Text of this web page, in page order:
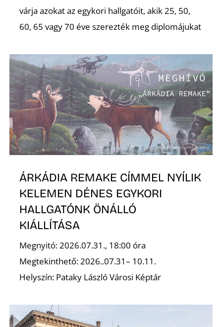
várja azokat az egykori hallgatóit, akik 25, 50,
60, 65 vagy 70 éve szerezték meg diplomájukat
ÁRKÁDIA REMAKE CÍMMEL NYÍLIK
KELEMEN DÉNES EGYKORI
HALLGATÓNK ÖNÁLLÓ
KIÁLLÍTÁSA
Megnyitó: 2026.07.31., 18:00 óra
Megtekinthető: 2026..07.31– 10.11.
Helyszín: Pataky László Városi Képtár